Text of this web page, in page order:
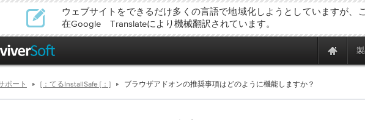
ウェブサイトをできるだけ多くの言語で地域化しようとしていますが、
在Google Translateにより機械翻訳されています。
ポート [：てるInstallSafe [：] ブラウザアドオンの推奨事項はどのように機能しますか？